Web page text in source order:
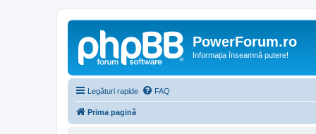
PowerForum.ro
Informația înseamnă putere!
Legături rapide FAQ
Prima pagină